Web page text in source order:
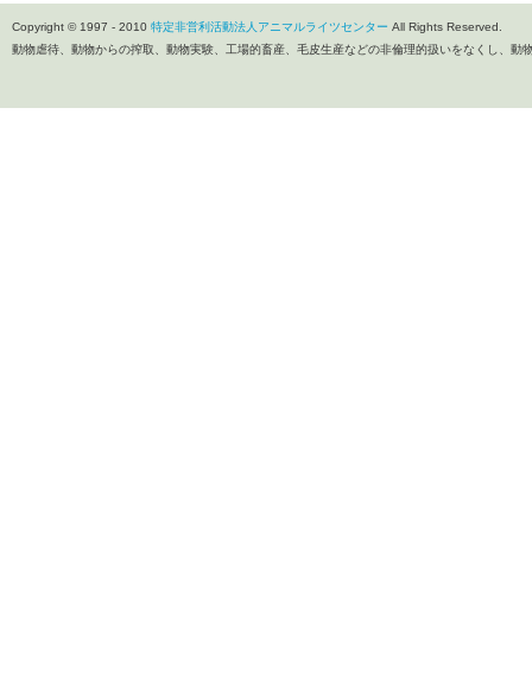
Copyright © 1997 - 2010 特定非営利活動法人アニマルライツセンター All Rights Reserved.
動物虐待、動物からの搾取、動物実験、工場的畜産、毛皮生産などの非倫理的扱いをなくし、